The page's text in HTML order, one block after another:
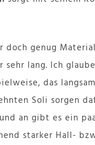
doch genug
sehr lang. Ich
das
Soli sorgen
an gibt es ein
starker Hall-